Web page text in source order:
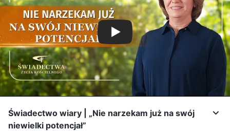
Świadectwo wiary | „Nie narzekam już na swój
niewielki potencjał”